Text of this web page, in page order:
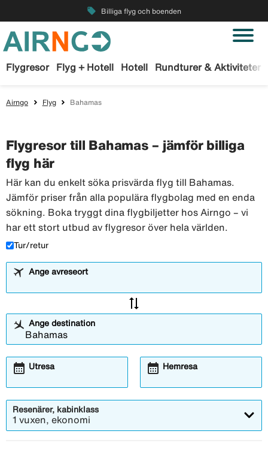
local_offer Billiga flyg och boenden
Flygresor Flyg + Hotell Hotell Rundturer & Aktiviteter
Airngo Flyg Bahamas
Flygresor till Bahamas – jämför billiga
flyg här
Här kan du enkelt söka prisvärda flyg till Bahamas.
Jämför priser från alla populära flygbolag med en enda
sökning. Boka tryggt dina flygbiljetter hos Airngo – vi
har ett stort utbud av flygresor över hela världen.
Tur/retur
Ange avreseort
sync_alt
Ange destination
Utresa
calendar_month Hemresa
calendar_month
Resenärer, kabinklass
1 vuxen, ekonomi